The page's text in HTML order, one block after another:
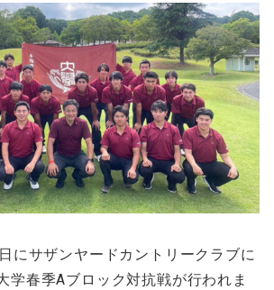
にサザンヤードカントリークラブに
学春季Aブロック対抗戦が行われま